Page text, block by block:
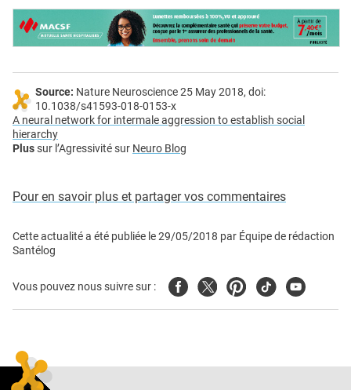
Source: Nature Neuroscience 25 May 2018, doi:
10.1038/s41593-018-0153-x
A neural network for intermale aggression to establish social
hierarchy
Plussur l’Agressivité sur Neuro Blog
Pour en savoir plus et partager vos commentaires
Cette actualité a été publiée le29/05/2018 par Équipe de rédaction
Santélog
Vous pouvez nous suivre sur : FacebookTwitterPinterest
TiktokYoutube